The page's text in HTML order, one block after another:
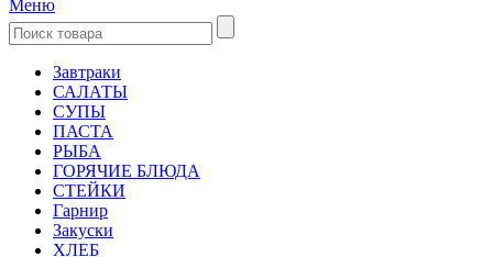
Меню
Завтраки
САЛАТЫ
СУПЫ
ПАСТА
РЫБА
ГОРЯЧИЕ БЛЮДА
СТЕЙКИ
Гарнир
Закуски
ХЛЕБ